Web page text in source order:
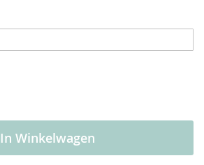
In Winkelwagen